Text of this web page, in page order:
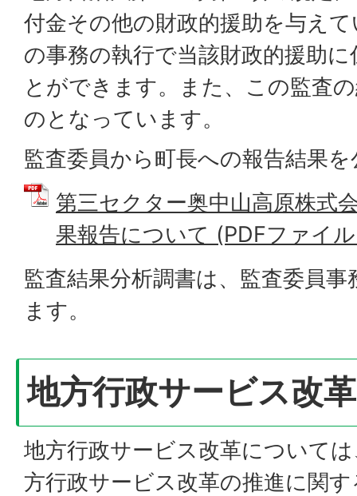
付金その他の財政的援助を与え
の事務の執行で当該財政的援助
とができます。また、この監査
のとなっています。
監査委員から町長への報告結果
第三セクター奥中山高原株式
果報告について (PDFファイ
監査結果分析調書は、監査委員
ます。
地方行政サービス改
地方行政サービス改革について
方行政サービス改革の推進に関